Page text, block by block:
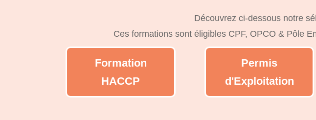
Découvrez ci-dessous notre
Ces formations sont éligibles CPF, OPCO & Pôle
Formation
HACCP
Permis
d'Exploitation